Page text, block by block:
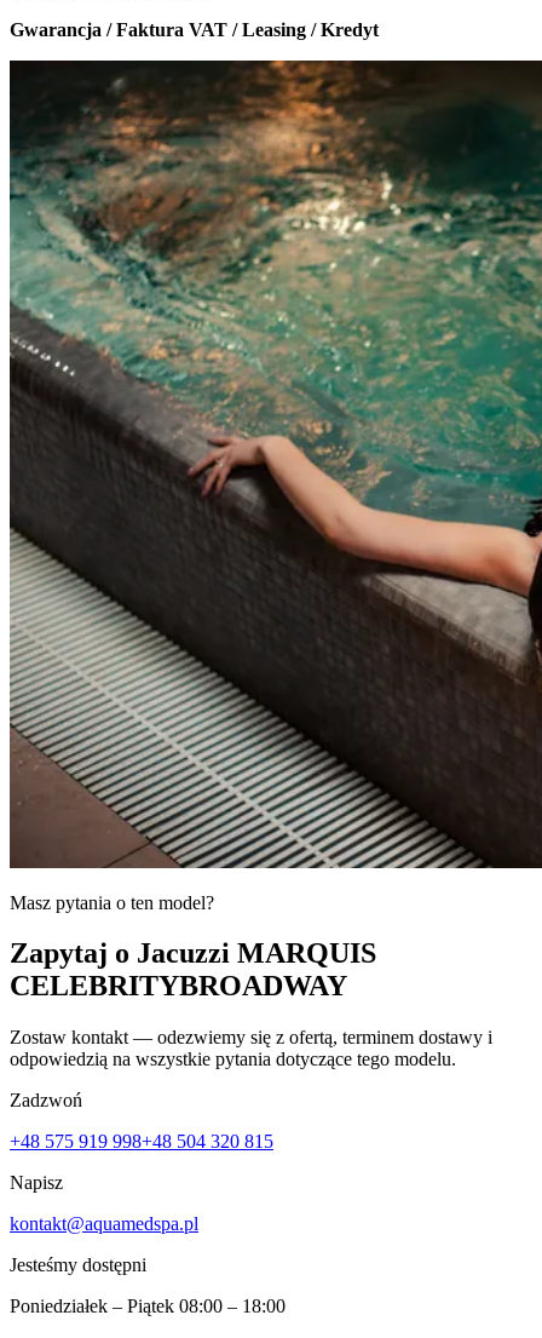
Gwarancja / Faktura VAT / Leasing / Kredyt
Masz pytania o ten model?
Zapytaj o Jacuzzi MARQUIS
CELEBRITYBROADWAY
Zostaw kontakt — odezwiemy się z ofertą, terminem dostawy i
odpowiedzią na wszystkie pytania dotyczące tego modelu.
Zadzwoń
+48 575 919 998+48 504 320 815
Napisz
kontakt@aquamedspa.pl
Jesteśmy dostępni
Poniedziałek – Piątek 08:00 – 18:00